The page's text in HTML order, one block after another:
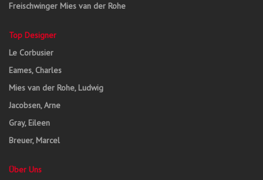
Freischwinger Mies van der Rohe
Top Designer
Le Corbusier
Eames, Charles
Mies van der Rohe, Ludwig
Jacobsen, Arne
Gray, Eileen
Breuer, Marcel
Über Uns